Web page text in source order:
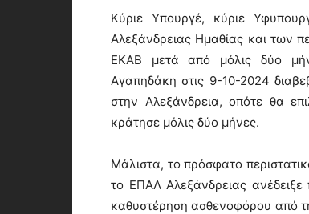
Κύριε Υπουργέ, κύριε
Αλεξάνδρειας Ημαθίας και των
ΕΚΑΒ μετά από μόλις δύο
Αγαπηδάκη στις 9-10-2024
στην Αλεξάνδρεια, οπότε θα
κράτησε μόλις δύο μήνες.
Μάλιστα, το πρόσφατο
το ΕΠΑΛ Αλεξάνδρειας
καθυστέρηση ασθενοφόρου από